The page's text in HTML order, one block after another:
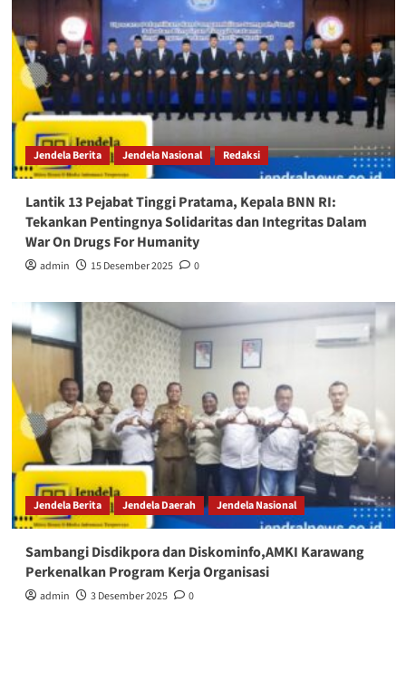
Jendela Berita Jendela Nasional Redaksi
Lantik 13 Pejabat Tinggi Pratama, Kepala BNN RI:
Tekankan Pentingnya Solidaritas dan Integritas Dalam
War On Drugs For Humanity
admin 15 Desember 2025 0
Jendela Berita Jendela Daerah Jendela Nasional
Sambangi Disdikpora dan Diskominfo,AMKI Karawang
Perkenalkan Program Kerja Organisasi
admin 3 Desember 2025 0